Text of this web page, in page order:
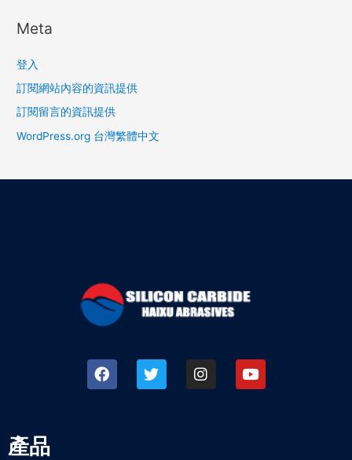
Meta
登入
訂閱網站內容的資訊提供
訂閱留言的資訊提供
WordPress.org 台灣繁體中文
產品